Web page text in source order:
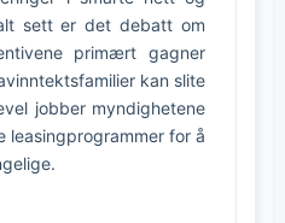
sett er det debatt om
primært gagner
kan slite
jobber myndighetene
leasingprogrammer for å